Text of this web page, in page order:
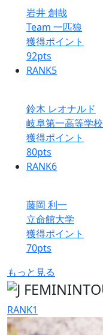
岩井 創哉
Team 一匹狼
獲得ポイント
92pts
RANK5
鈴木 レオナルド
岐阜第一高等学校
獲得ポイント
80pts
RANK6
藤岡 利一
立命館大学
獲得ポイント
70pts
もっと見る
RANK1